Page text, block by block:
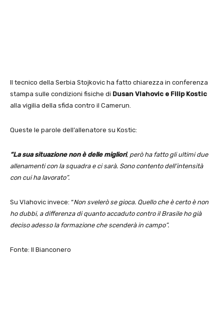
Il tecnico della Serbia Stojkovic ha fatto chiarezza in conferenza
stampa sulle condizioni fisiche di Dusan Vlahovic e Filip Kostic
alla vigilia della sfida contro il Camerun.
Queste le parole dell’allenatore su Kostic:
“La sua situazione non è delle migliori, però ha fatto gli ultimi due
allenamenti con la squadra e ci sarà. Sono contento dell’intensità
con cui ha lavorato”.
Su Vlahovic invece: “Non svelerò se gioca. Quello che è certo è non
ho dubbi, a differenza di quanto accaduto contro il Brasile ho già
deciso adesso la formazione che scenderà in campo”.
Fonte: Il Bianconero